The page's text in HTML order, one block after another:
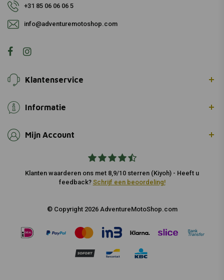
+31 85 06 06 06 5
info@adventuremotoshop.com
Klantenservice
Informatie
Mijn Account
Klanten waarderen ons met 8,9/10 sterren (Kiyoh) - Heeft u
feedback? Schrijf een beoordeling!
© Copyright 2026 AdventureMotoShop.com